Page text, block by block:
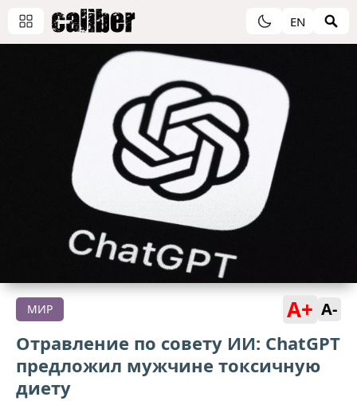
EN
МИР A+ A-
Отравление по совету ИИ: ChatGPT
предложил мужчине токсичную
диету